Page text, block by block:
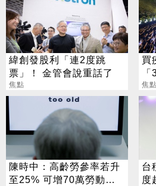
緯創發股利「連2度跳
票」！ 金管會說重話了
焦點
買
捐
焦點
陳時中：高齡勞參率若升
至25% 可增70萬勞動人
台
度